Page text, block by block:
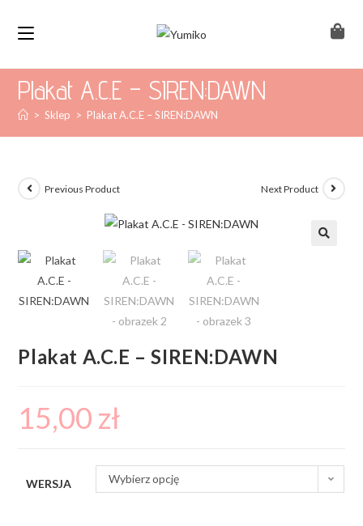
Plakat A.C.E – SIREN:DAWN
> Sklep > Plakat A.C.E – SIREN:DAWN
Previous Product Next Product
Plakat A.C.E – SIREN:DAWN
15,00 zł
WERSJA Wybierz opcję